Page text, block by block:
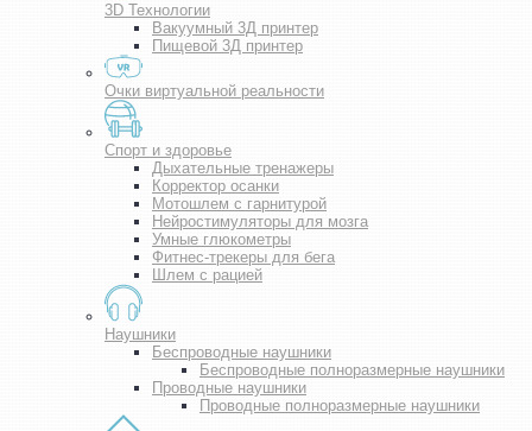
3D Технологии
Вакуумный 3Д принтер
Пищевой 3Д принтер
Очки виртуальной реальности
Спорт и здоровье
Дыхательные тренажеры
Корректор осанки
Мотошлем с гарнитурой
Нейростимуляторы для мозга
Умные глюкометры
Фитнес-трекеры для бега
Шлем с рацией
Наушники
Беспроводные наушники
Беспроводные полноразмерные наушники
Проводные наушники
Проводные полноразмерные наушники